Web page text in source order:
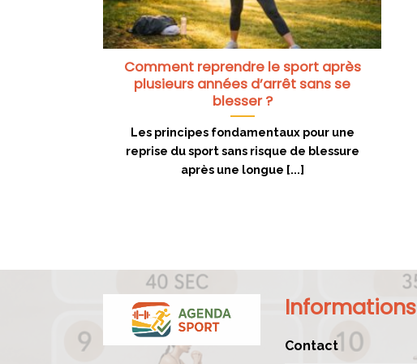
Comment reprendre le sport après
plusieurs années d’arrêt sans se
blesser ?
Les principes fondamentaux pour une
reprise du sport sans risque de blessure
après une longue [...]
Informations
Contact